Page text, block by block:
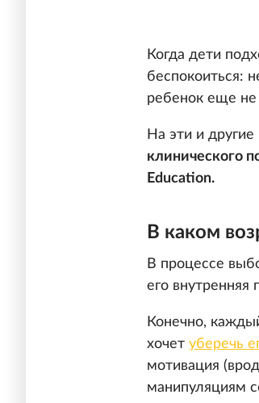
Когда дети
беспокоиться:
ребенок еще не
На эти и
клинического
Education.
В каком
В процессе
его внутренняя
Конечно,
хочет уберечь
мотивация
манипуляциям